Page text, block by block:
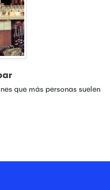
que más personas suelen